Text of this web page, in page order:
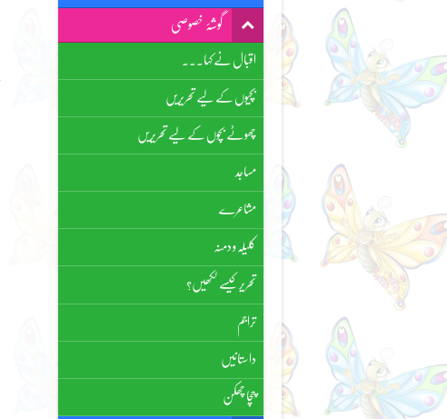
گوشۂ خصوصی
اقبال نے کہا۔۔۔
بچیوں کے لیے تحریریں
چھوٹے بچوں کے لیے تحریریں
مساجد
مشاعرے
کلیلہ و دمنہ
تحریر کیسے لکھیں؟
تراجم
داستانیں
چچا چھکن